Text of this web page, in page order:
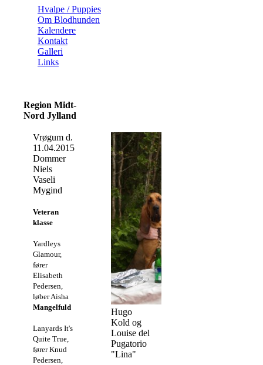
Hvalpe / Puppies
Om Blodhunden
Kalendere
Kontakt
Galleri
Links
Region Midt-
Nord Jylland
Vrøgum d.
11.04.2015
Dommer
Niels
Vaseli
Mygind
Veteran
klasse
Yardleys
Glamour,
fører
Elisabeth
Pedersen,
løber Aisha
Mangelfuld
Lanyards It's
Quite True,
fører Knud
Pedersen,
Hugo
Kold og
Louise del
Pugatorio
"Lina"